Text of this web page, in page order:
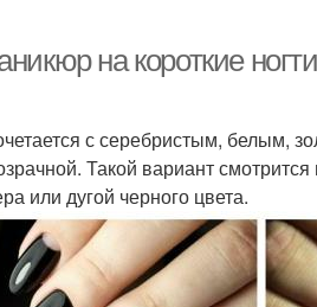
на короткие
с серебристым, белым,
Такой вариант
или дугой черного цвета.